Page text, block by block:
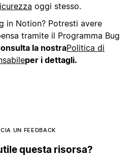
oggi stesso.
in Notion? Potresti avere
tramite il Programma Bug
la nostraPolitica di
per i dettagli.
UN FEEDBACK
questa risorsa?